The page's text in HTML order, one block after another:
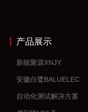
产品展示
新能聚源XNJY
安徽白鹭BALUELEC
自动化测试解决方案